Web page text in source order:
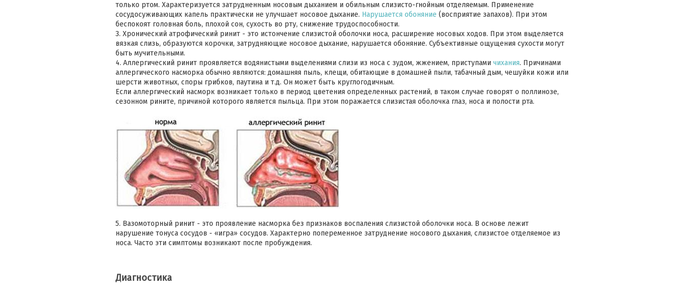
только ртом. Характеризуется затрудненным носовым дыханием и обильным слизисто-гнойным отделяемым. Применение
сосудосуживающих капель практически не улучшает носовое дыхание. Нарушается обоняние (восприятие запахов). При этом
беспокоят головная боль, плохой сон, сухость во рту, снижение трудоспособности.
3. Хронический атрофический ринит - это истончение слизистой оболочки носа, расширение носовых ходов. При этом выделяется
вязкая слизь, образуются корочки, затрудняющие носовое дыхание, нарушается обоняние. Субъективные ощущения сухости могут
быть мучительными.
4. Аллергический ринит проявляется водянистыми выделениями слизи из носа с зудом, жжением, приступами чихания. Причинами
аллергического насморка обычно являются: домашняя пыль, клещи, обитающие в домашней пыли, табачный дым, чешуйки кожи или
шерсти животных, споры грибков, паутина и т.д. Он может быть круглогодичным.
Если аллергический насморк возникает только в период цветения определенных растений, в таком случае говорят о поллинозе,
сезонном рините, причиной которого является пыльца. При этом поражается слизистая оболочка глаз, носа и полости рта.
5. Вазомоторный ринит - это проявление насморка без признаков воспаления слизистой оболочки носа. В основе лежит
нарушение тонуса сосудов - «игра» сосудов. Характерно попеременное затруднение носового дыхания, слизистое отделяемое из
носа. Часто эти симптомы возникают после пробуждения.
Диагностика